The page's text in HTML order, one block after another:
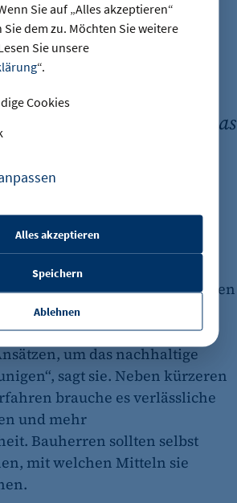
Sie auf „Alles akzeptieren“
dem zu. Möchten Sie weitere
Sie unsere
“.
Cookies
Cookie
speichert die Entscheidung des
auf der Seite des Kunden das
In ausgespielt wird. Wird auch
Opt-Out verwendet.
Alles akzeptieren
Ablehnen
Speichern
an Ansätzen, um das
zu beschleunigen.“
des Zentralen
(ZIA), sieht
mehreren Ebenen. „Es gibt
um das nachhaltige
sagt sie. Neben kürzeren
brauche es verlässliche
und mehr
Bauherren sollten selbst
mit welchen Mitteln sie